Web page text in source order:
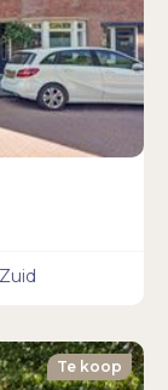
Te koop